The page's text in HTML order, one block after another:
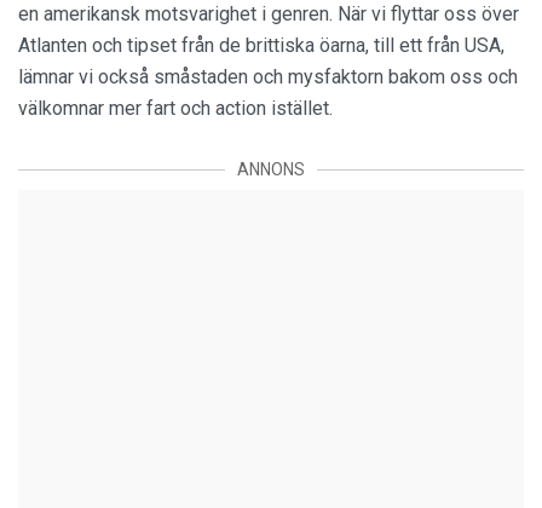
en amerikansk motsvarighet i genren. När vi flyttar oss över
Atlanten och tipset från de brittiska öarna, till ett från USA,
lämnar vi också småstaden och mysfaktorn bakom oss och
välkomnar mer fart och action istället.
ANNONS